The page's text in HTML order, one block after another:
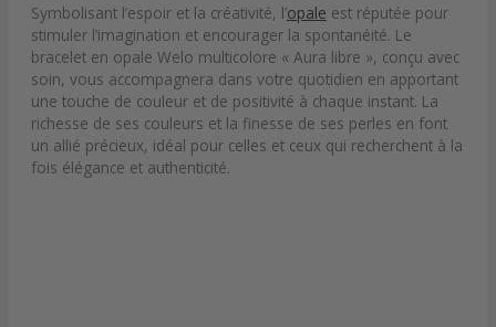
Symbolisant l’espoir et la créativité, l’opale est réputée pour
stimuler l’imagination et encourager la spontanéité. Le
bracelet en opale Welo multicolore « Aura libre », conçu avec
soin, vous accompagnera dans votre quotidien en apportant
une touche de couleur et de positivité à chaque instant. La
richesse de ses couleurs et la finesse de ses perles en font
un allié précieux, idéal pour celles et ceux qui recherchent à la
fois élégance et authenticité.